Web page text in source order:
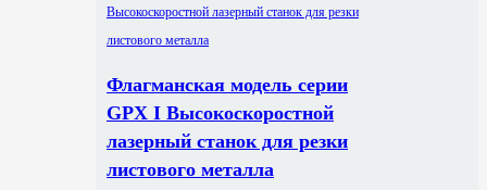
Флагманская модель серии
GPX I Высокоскоростной
лазерный станок для резки
листового металла